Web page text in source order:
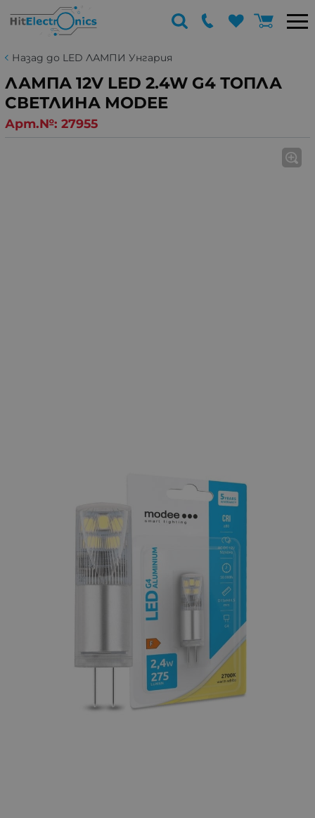
Назад до LED ЛАМПИ Унгария
ЛАМПА 12V LED 2.4W G4 ТОПЛА
СВЕТЛИНА MODEE
Арт.№: 27955